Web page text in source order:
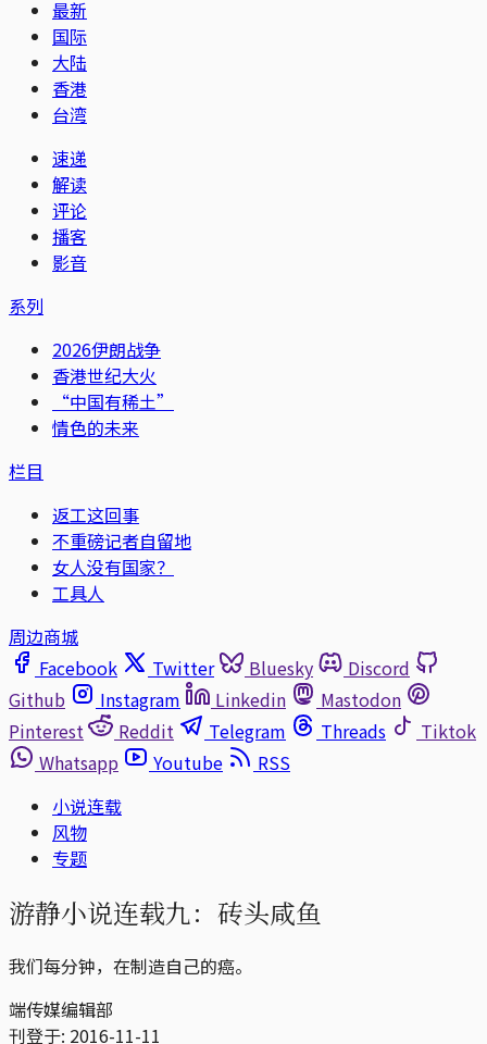
最新
国际
大陆
香港
台湾
速递
解读
评论
播客
影音
系列
2026伊朗战争
香港世纪大火
“中国有稀土”
情色的未来
栏目
返工这回事
不重磅记者自留地
女人没有国家？
工具人
周边商城
Facebook
Twitter Bluesky
Discord
Github
Instagram Linkedin
Mastodon
Pinterest
Reddit Telegram Threads
Tiktok
Whatsapp
Youtube
RSS
小说连载
风物
专题
游静小说连载九：砖头咸鱼
我们每分钟，在制造自己的癌。
端传媒编辑部
刊登于: 2016-11-11